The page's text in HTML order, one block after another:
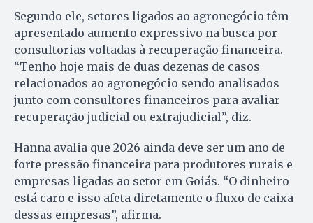
Segundo ele, setores ligados ao agronegócio têm
apresentado aumento expressivo na busca por
consultorias voltadas à recuperação financeira.
“Tenho hoje mais de duas dezenas de casos
relacionados ao agronegócio sendo analisados
junto com consultores financeiros para avaliar
recuperação judicial ou extrajudicial”, diz.
Hanna avalia que 2026 ainda deve ser um ano de
forte pressão financeira para produtores rurais e
empresas ligadas ao setor em Goiás. “O dinheiro
está caro e isso afeta diretamente o fluxo de caixa
dessas empresas”, afirma.